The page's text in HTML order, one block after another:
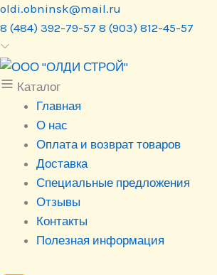
oldi.obninsk@mail.ru
8 (484) 392-79-57 8 (903) 812-45-57
Каталог
Главная
О нас
Оплата и возврат товаров
Доставка
Специальные предложения
Отзывы
Контакты
Полезная информация